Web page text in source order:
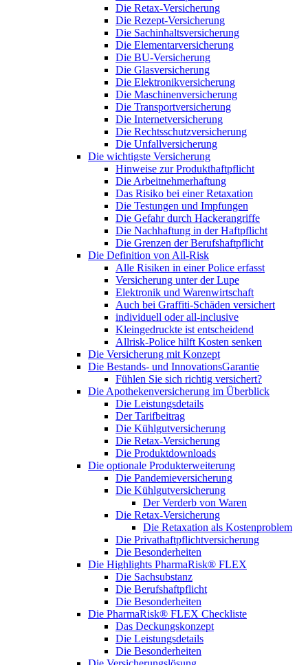
Die Retax-Versicherung
Die Rezept-Versicherung
Die Sachinhaltsversicherung
Die Elementarversicherung
Die BU-Versicherung
Die Glasversicherung
Die Elektronikversicherung
Die Maschinenversicherung
Die Transportversicherung
Die Internetversicherung
Die Rechtsschutzversicherung
Die Unfallversicherung
Die wichtigste Versicherung
Hinweise zur Produkthaftpflicht
Die Arbeitnehmerhaftung
Das Risiko bei einer Retaxation
Die Testungen und Impfungen
Die Gefahr durch Hackerangriffe
Die Nachhaftung in der Haftpflicht
Die Grenzen der Berufshaftpflicht
Die Definition von All-Risk
Alle Risiken in einer Police erfasst
Versicherung unter der Lupe
Elektronik und Warenwirtschaft
Auch bei Graffiti-Schäden versichert
individuell oder all-inclusive
Kleingedruckte ist entscheidend
Allrisk-Police hilft Kosten senken
Die Versicherung mit Konzept
Die Bestands- und InnovationsGarantie
Fühlen Sie sich richtig versichert?
Die Apothekenversicherung im Überblick
Die Leistungsdetails
Der Tarifbeitrag
Die Kühlgutversicherung
Die Retax-Versicherung
Die Produktdownloads
Die optionale Produkterweiterung
Die Pandemieversicherung
Die Kühlgutversicherung
Der Verderb von Waren
Die Retax-Versicherung
Die Retaxation als Kostenproblem
Die Privathaftpflichtversicherung
Die Besonderheiten
Die Highlights PharmaRisk® FLEX
Die Sachsubstanz
Die Berufshaftpflicht
Die Besonderheiten
Die PharmaRisk® FLEX Checkliste
Das Deckungskonzept
Die Leistungsdetails
Die Besonderheiten